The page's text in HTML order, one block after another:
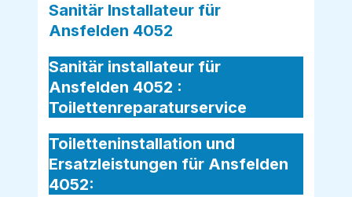
Sanitär Installateur für
Ansfelden 4052
Sanitär installateur für
Ansfelden 4052 :
Toilettenreparaturservice
Toiletteninstallation und
Ersatzleistungen für Ansfelden
4052: